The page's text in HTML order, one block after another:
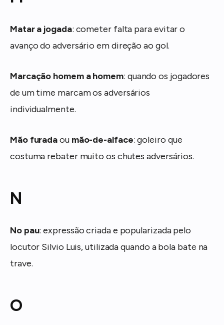
Matar a jogada: cometer falta para evitar o
avanço do adversário em direção ao gol.
Marcação homem a homem: quando os jogadores
de um time marcam os adversários
individualmente.
Mão furadaou mão-de-alface: goleiro que
costuma rebater muito os chutes adversários.
N
No pau: expressão criada e popularizada pelo
locutor Silvio Luis, utilizada quando a bola bate na
trave.
O